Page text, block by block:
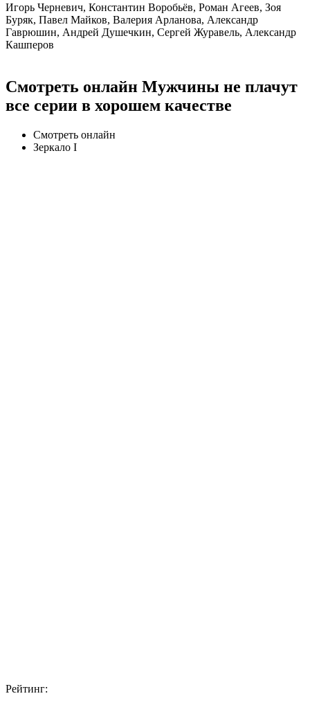
Игорь Черневич, Константин Воробьёв, Роман Агеев, Зоя
Буряк, Павел Майков, Валерия Арланова, Александр
Гаврюшин, Андрей Душечкин, Сергей Журавель, Александр
Кашперов
Смотреть онлайн Мужчины не плачут
все серии в хорошем качестве
Смотреть онлайн
Зеркало I
Рейтинг: